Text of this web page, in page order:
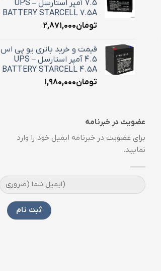
7.5 آمپر استارسل – UPS
BATTERY STARCELL 7.5A
تومان۲,۸۷۱,۰۰۰
قیمت و خرید باتری یو پی اس
4.5 آمپر استارسل – UPS
BATTERY STARCELL 4.5A
تومان۱,۹۸۰,۰۰۰
عضویت در خبرنامه
برای عضویت در خبرنامه ایمیل خود را وارد
نمایید.